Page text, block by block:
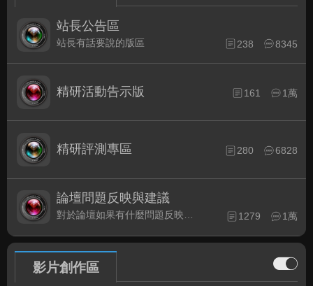
站長公告區
站長有話要說的版區 238 8345
精研活動告示版 161 1萬
精研評測專區 280 6828
論壇問題反映與建議
對於論壇如果有什麼問題反映或是建議, 竭誠歡迎在這裡盡情發表 1279 1萬
影片創作區